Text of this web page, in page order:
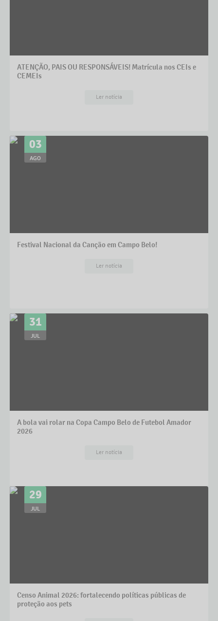
ATENÇÃO, PAIS OU RESPONSÁVEIS! Matrícula nos CEIs e
CEMEIs
Ler notícia
03
AGO
Festival Nacional da Canção em Campo Belo!
Ler notícia
31
JUL
A bola vai rolar na Copa Campo Belo de Futebol Amador
2026
Ler notícia
29
JUL
Censo Animal 2026: fortalecendo políticas públicas de
proteção aos pets